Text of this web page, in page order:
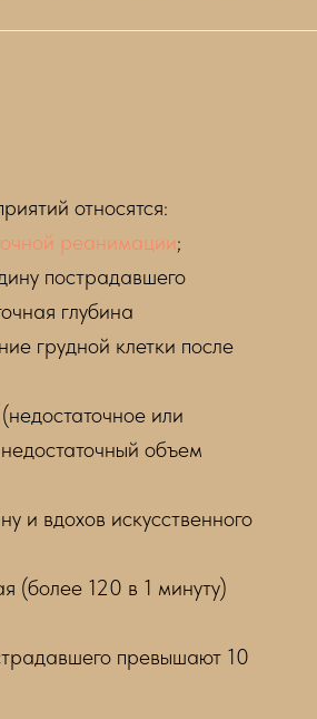
относятся:
реанимации;
пострадавшего
глубина
грудной клетки после
или
объем
и вдохов искусственного
(более 120 в 1 минуту)
превышают 10